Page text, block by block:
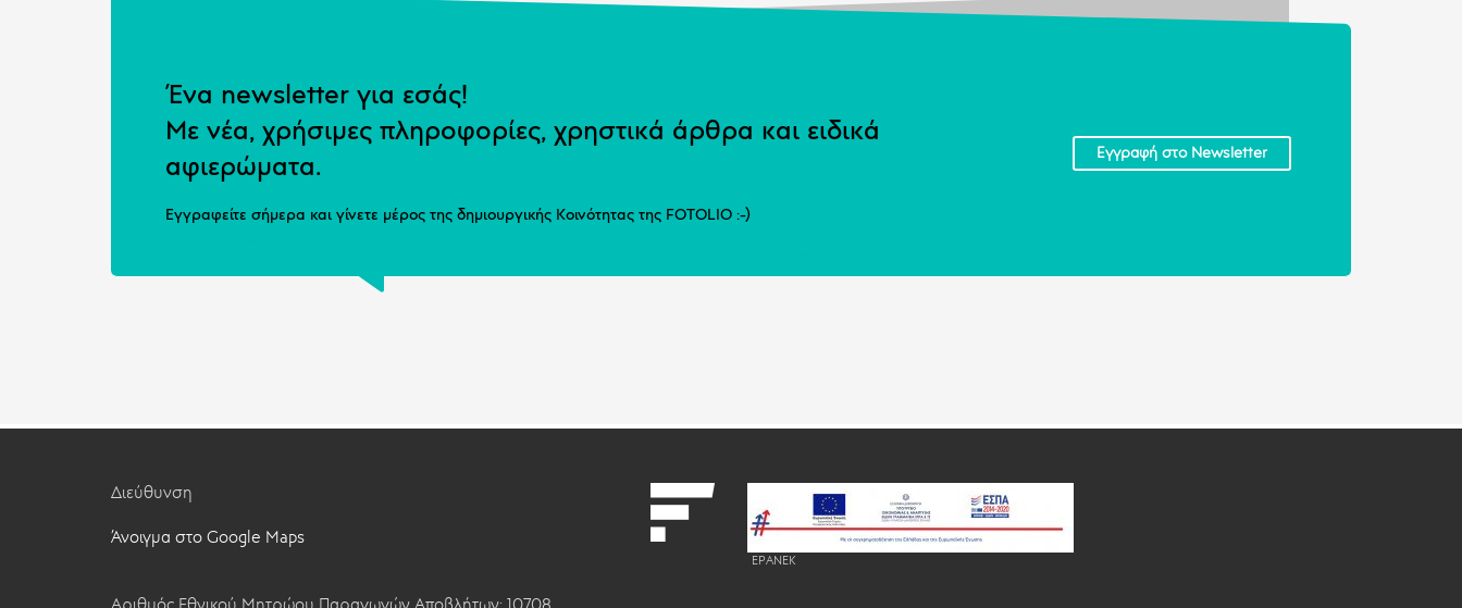
Ένα newsletter για εσάς!
Με νέα, χρήσιμες πληροφορίες, χρηστικά άρθρα και ειδικά
αφιερώματα.
Εγγραφείτε σήμερα και γίνετε μέρος της δημιουργικής Κοινότητας της FOTOLIO :-)
Εγγραφή στο Newsletter
Διεύθυνση
Άνοιγμα στο Google Maps
EPANEK